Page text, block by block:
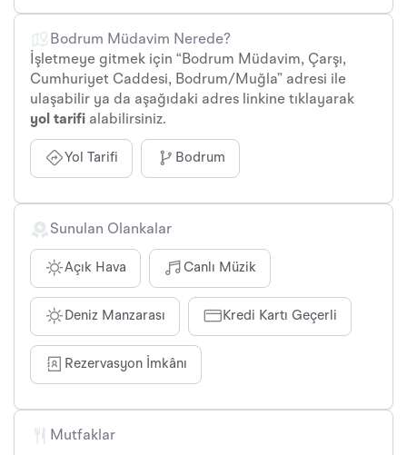
Bodrum Müdavim Nerede?
İşletmeye gitmek için “Bodrum Müdavim, Çarşı,
Cumhuriyet Caddesi, Bodrum/Muğla” adresi ile
ulaşabilir ya da aşağıdaki adres linkine tıklayarak
yol tarifi alabilirsiniz.
Yol Tarifi Bodrum
Sunulan Olankalar
Açık Hava Canlı Müzik
Deniz Manzarası Kredi Kartı Geçerli
Rezervasyon İmkânı
Mutfaklar